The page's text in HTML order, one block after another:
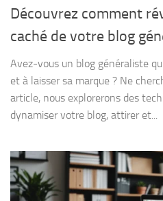
Découvrez comment
caché de votre blog
Avez-vous un blog généraliste
et à laisser sa marque ? Ne
article, nous explorerons des
dynamiser votre blog, attirer et...